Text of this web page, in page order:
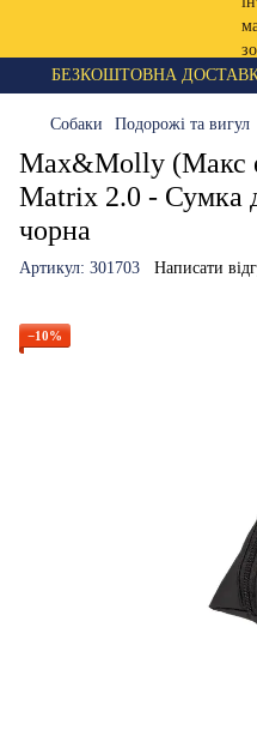
БЕЗКОШТОВНА
Собаки Подорожі та вигул
Max&Molly (Макс
Matrix 2.0 - Сумка
чорна
Артикул: 301703 Написати
−10%